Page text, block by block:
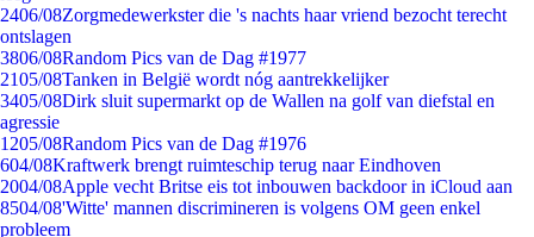
2406/08Zorgmedewerkster die 's nachts haar vriend bezocht terecht
ontslagen
3806/08Random Pics van de Dag #1977
2105/08Tanken in België wordt nóg aantrekkelijker
3405/08Dirk sluit supermarkt op de Wallen na golf van diefstal en
agressie
1205/08Random Pics van de Dag #1976
604/08Kraftwerk brengt ruimteschip terug naar Eindhoven
2004/08Apple vecht Britse eis tot inbouwen backdoor in iCloud aan
8504/08'Witte' mannen discrimineren is volgens OM geen enkel
probleem